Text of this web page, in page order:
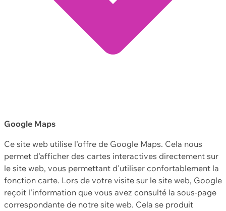
Google Maps
Ce site web utilise l'offre de Google Maps. Cela nous
permet d'afficher des cartes interactives directement sur
le site web, vous permettant d'utiliser confortablement la
fonction carte. Lors de votre visite sur le site web, Google
reçoit l'information que vous avez consulté la sous-page
correspondante de notre site web. Cela se produit